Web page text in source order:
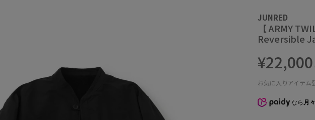
JUNRED
【 ARMY
Reversible
¥22,000
お気に入りアイテム
なら 月